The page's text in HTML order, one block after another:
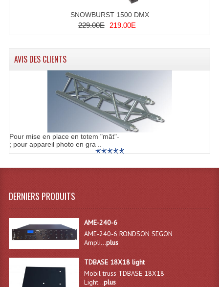
SNOWBURST 1500 DMX
229.00E 219.00E
AVIS DES CLIENTS
Pour mise en place en totem "mât"-
; pour appareil photo en gra ..
DERNIERS PRODUITS
AME-240-6
AME-240-6 RONDSON SEGON
Ampli...plus
TDBASE 18X18 light
Mobil truss TDBASE 18X18
Light...plus